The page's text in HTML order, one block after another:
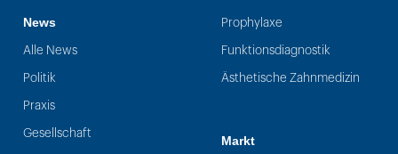
News
Alle News
Politik
Praxis
Gesellschaft
Prophylaxe
Funktionsdiagnostik
Ästhetische Zahnmedizin
Markt